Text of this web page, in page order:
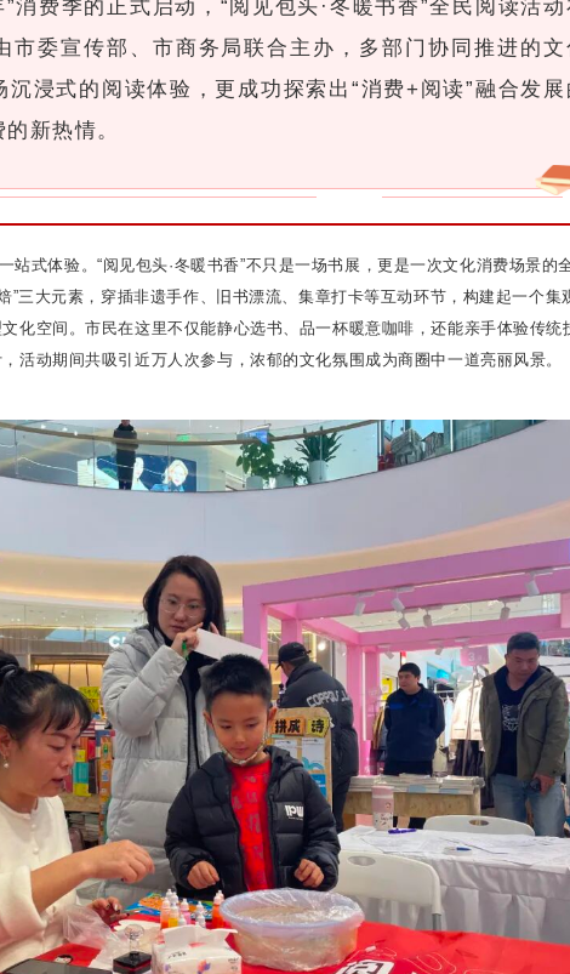
消费季的正式启动，“阅见包头·冬暖书香”全民阅读活动
市委宣传部、市商务局联合主办，多部门协同推进的文
浸式的阅读体验，更成功探索出“消费+阅读”融合发展
新热情。
站式体验。“阅见包头·冬暖书香”不只是一场书展，更是一次文化消费场景的
”三大元素，穿插非遗手作、旧书漂流、集章打卡等互动环节，构建起一个集
化空间。市民在这里不仅能静心选书、品一杯暖意咖啡，还能亲手体验传统
活动期间共吸引近万人次参与，浓郁的文化氛围成为商圈中一道亮丽风景。